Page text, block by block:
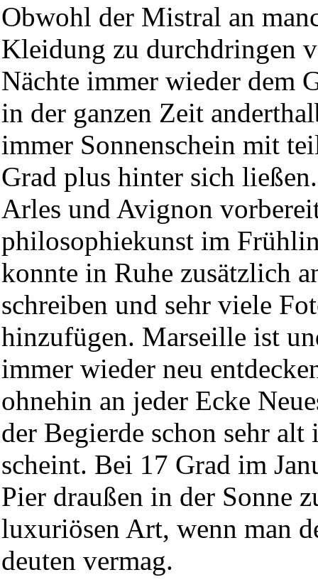
Obwohl der Mistral an
Kleidung zu durchdringen
Nächte immer wieder dem
in der ganzen Zeit
immer Sonnenschein mit
Grad plus hinter sich
Arles und Avignon
philosophiekunst im
konnte in Ruhe zusätzlich
schreiben und sehr viele
hinzufügen. Marseille ist
immer wieder neu
ohnehin an jeder Ecke
der Begierde schon sehr
scheint. Bei 17 Grad im
Pier draußen in der Sonne
luxuriösen Art, wenn man
deuten vermag.